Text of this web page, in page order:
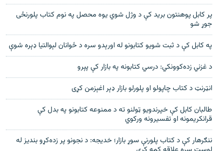
پر کابل پوهنتون برید کې د وژل شوي يوه محصل په نوم کتاب پلورنځى
جوړ شو
په کابل کې د ثبت شویو کتابونو له اورېدو سره د ځوانان لېوالتیا ډېره شوې
د غزني زده‌کوونکي: درسي کتابونه په بازار کې پېرو
انټرنټ د کتاب چاپولو او پلورلو بازار ډېر اغېزمن کړى
طالبان کابل کې خپرندويو ټولنو ته د ممنوعه کتابونو په بدل کې
قرانکريمونه او تفسيرونه ورکوي
ننګرهار کې د کتاب پلورنې سوړ بازار؛ خديجه: د نجونو پر زده‌کړو بنديز له